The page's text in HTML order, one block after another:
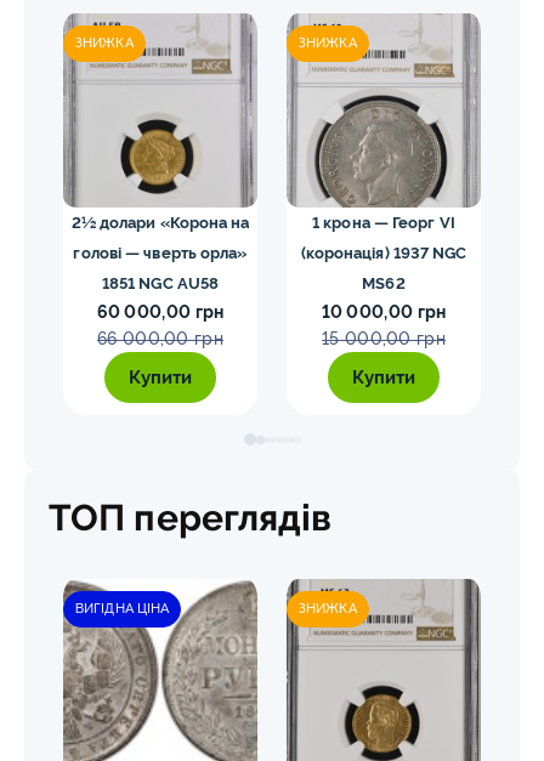
ЗНИЖКА
2½ долари «Корона на
голові — чверть орла»
1851 NGC AU58
60 000,00 грн
66 000,00 грн
Купити
ЗНИЖКА
1 крона — Георг VI
(коронація) 1937 NGC
MS62
10 000,00 грн
15 000,00 грн
Купити
ТОП переглядів
ВИГІДНА ЦІНА ЗНИЖКА